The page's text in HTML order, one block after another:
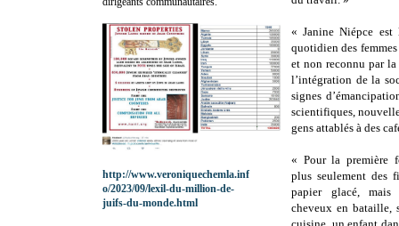
« Janine Niépce est
quotidien des
et non reconnu par
l’intégration de la
signes
scientifiques,
gens attablés à des
« Pour la première
plus seulement des
papier glacé, mais
cheveux en bataille,
http://www.veroniquechemla.inf
o/2023/09/lexil-du-million-de-
juifs-du-monde.html